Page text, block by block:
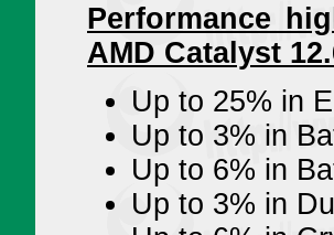
Performance
AMD Catalyst
Up to 25% in
Up to 3% in
Up to 6% in
Up to 3% in